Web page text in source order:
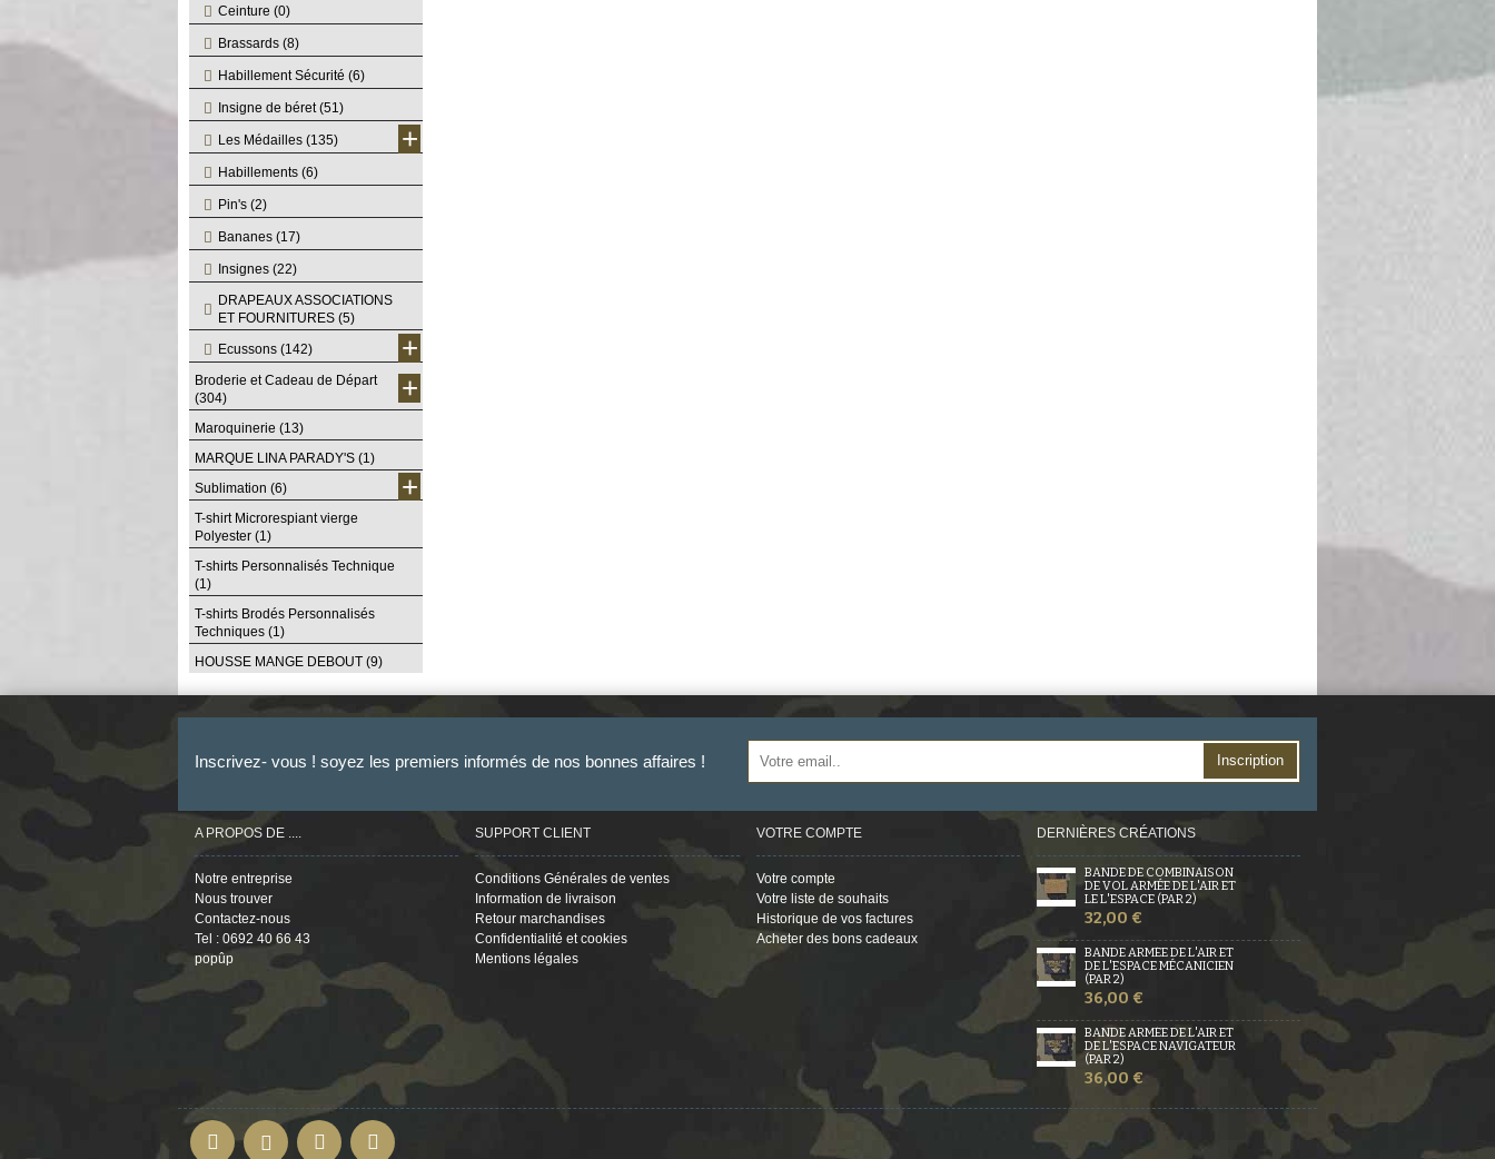
Ceinture (0)
Brassards (8)
Habillement Sécurité (6)
Insigne de béret(51)
Les Médailles (135) +
Habillements (6)
Pin's (2)
Bananes (17)
Insignes (22)
DRAPEAUX ASSOCIATIONS
ET FOURNITURES (5)
Ecussons (142) +
Broderie et Cadeau de Départ
(304)
+
Maroquinerie (13)
MARQUE LINA PARADY'S (1)
Sublimation (6) +
T-shirt Microrespiant vierge
Polyester (1)
T-shirts Personnalisés Technique
(1)
T-shirts Brodés Personnalisés
Techniques (1)
HOUSSE MANGE DEBOUT (9)
Inscrivez- vous ! soyez les premiers informés de nos bonnes affaires ! Inscription
A PROPOS DE ....
Notre entreprise
Nous trouver
Contactez-nous
Tel : 0692 40 66 43
popûp
SUPPORT CLIENT
Conditions Générales de ventes
Information de livraison
Retour marchandises
Confidentialité et cookies
Mentions légales
VOTRE COMPTE
Votre compte
Votre liste de souhaits
Historique de vos factures
Acheter des bons cadeaux
DERNIÈRES CRÉATIONS
BANDE DE COMBINAISON
DE VOL ARMÉE DE L'AIR ET
LE L'ESPACE (PAR 2)
32,00 €
BANDE ARMÉE DE L'AIR ET
DE L'ESPACE MÉCANICIEN
(PAR 2)
36,00 €
BANDE ARMÉE DE L'AIR ET
DE L'ESPACE NAVIGATEUR
(PAR 2)
36,00 €